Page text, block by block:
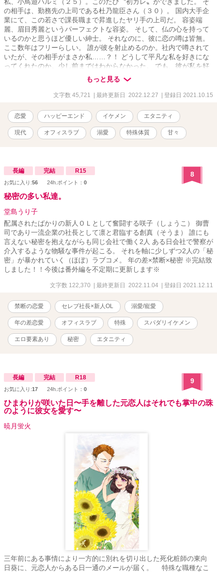
の相手は、勤務先の上司である杜乃龍臣さん（３０）。 国内大手企
業にて、この若さで課長職まで昇進したヤリ手の上司だ。 容姿端
麗、眉目秀麗というパーフェクトな容姿。 そして、仏の心を持って
いるのかと思うほど優しい紳士。 それなのに、彼に恋の噂は皆無。
ここ数年はフリーらしい。 誰が彼を射止めるのか。社内で噂されて
いたが、その相手がまさか私……？！ どうして平凡な私を好きにな
ってくれたのか。少し前まではわからなかった。 でも、彼が私を好
きになってくれた理由は、やはり存在していたのです。 彼には誰に
も言えないトップシークレットがあり、それはハジメテの夜に明か
されるのですが……。 イケメン完璧上司は、ある特殊な体質の持ち
ＯＬ（でも、龍臣から見たら特別な） 二人の忍耐力が試される恋物
語です。 ムーンライトノベルズでも連載中です。
もっと見る
文字数 45,721 | 最終更新日 2022.12.27 | 登録日 2021.10.15
恋愛 ハッピーエンド イケメン エタニティ
現代 オフィスラブ 溺愛 特殊体質 甘々
長編 完結 R15
お気に入り:56 24h.ポイント： 0
8
秘密の多い私達。
堂島うり子
配属されたばかりの新人ＯＬとして奮闘する咲子（しょうこ） 御曹
司であり一流企業の社長として凛と君臨する創真（そうま） 誰にも
言えない秘密を抱えながらも同じ会社で働く2人 ある日会社で警察が
介入するような物騒な事件が起こる。 それを軸に少しずつ2人の「秘
密」が暴かれていく（ほぼ）ラブコメ。 年の差×禁断×秘密 ※完結致
しました！！今後は番外編を不定期に更新します※
文字数 122,370 | 最終更新日 2022.11.04 | 登録日 2021.12.11
禁断の恋愛 セレブ社長×新人OL 溺愛/寵愛
年の差恋愛 オフィスラブ 特殊 スパダリイケメン
エロ要素あり 秘密 エタニティ
長編 完結 R18
お気に入り:17 24h.ポイント： 0
9
ひまわりが咲いた日〜手を離した元恋人はそれでも掌中の珠
のように彼女を愛す〜
暁月蛍火
三年前にある事情により一方的に別れを切り出した死化粧師の東向
日葵に、元恋人からある日一通のメールが届く。 特殊な職種なこ